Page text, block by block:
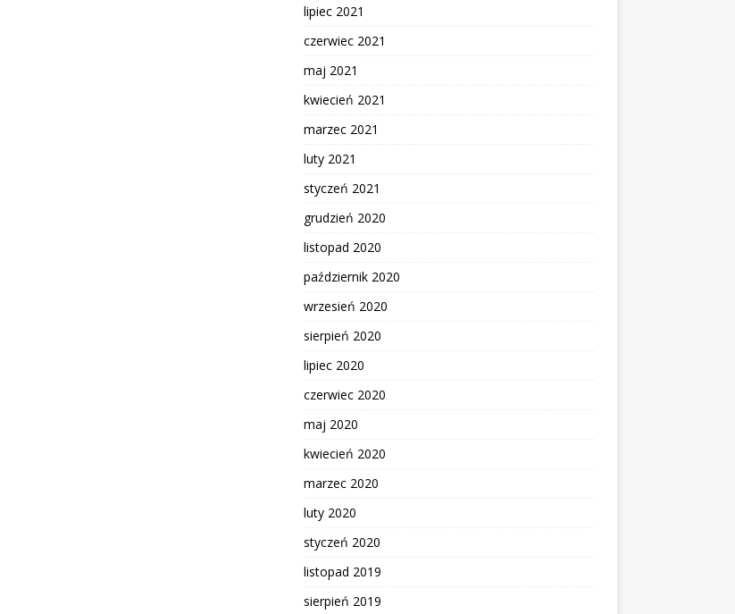
lipiec 2021
czerwiec 2021
maj 2021
kwiecień 2021
marzec 2021
luty 2021
styczeń 2021
grudzień 2020
listopad 2020
październik 2020
wrzesień 2020
sierpień 2020
lipiec 2020
czerwiec 2020
maj 2020
kwiecień 2020
marzec 2020
luty 2020
styczeń 2020
listopad 2019
sierpień 2019